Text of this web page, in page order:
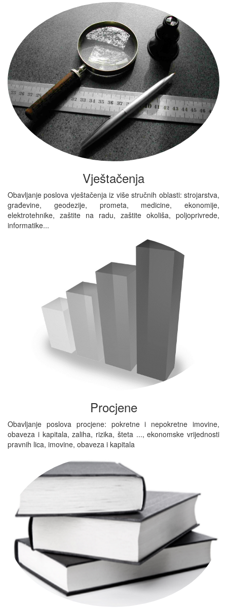
Vještačenja
Obavljanje poslova vještačenja iz više stručnih oblasti: strojarstva,
građevine, geodezije, prometa, medicine, ekonomije,
elektrotehnike, zaštite na radu, zaštite okoliša, poljoprivrede,
informatike...
Procjene
Obavljanje poslova procjene: pokretne i nepokretne imovine,
obaveza i kapitala, zaliha, rizika, šteta ..., ekonomske vrijednosti
pravnih lica, imovine, obaveza i kapitala